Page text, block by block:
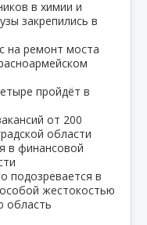
в химии и
закрепились в
на ремонт моста
пройдёт в
от 200
области
в финансовой
подозревается в
жестокостью
область